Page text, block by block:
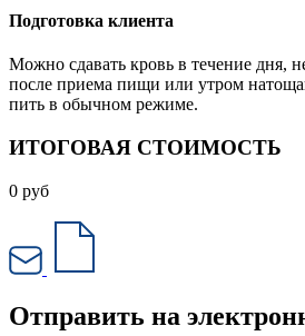
Подготовка клиента
Можно сдавать кровь в течение дня,
после приема пищи или утром
пить в обычном режиме.
ИТОГОВАЯ СТОИМОСТЬ
0 руб
Отправить на